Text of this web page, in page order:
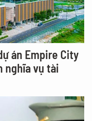
án Empire City
nghĩa vụ tài